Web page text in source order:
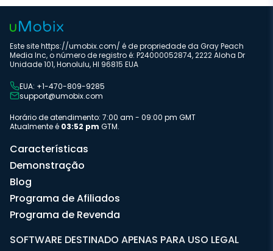
Este site https://umobix.com/ é de propriedade da Gray Peach
Media Inc, o número de registro é: P24000052874, 2222 Aloha Dr
Unidade 101, Honolulu, HI 96815 EUA
EUA: +1-470-809-9285
support@umobix.com
Horário de atendimento: 7:00 am - 09:00 pm GMT
Atualmente é 03:52 pm GTM.
Características
Demonstração
Blog
Programa de Afiliados
Programa de Revenda
SOFTWARE DESTINADO APENAS PARA USO LEGAL